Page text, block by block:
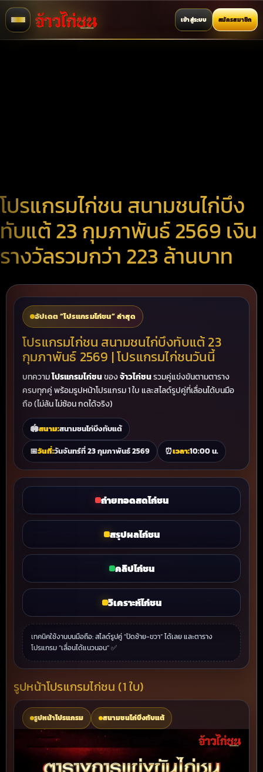
เข้าสู่ระบบ สมัครสมาชิก
โปรแกรมไก่ชน สนามชนไก่บึง
ทับแต้ 23 กุมภาพันธ์ 2569 เงิน
รางวัลรวมกว่า 223 ล้านบาท
อัปเดต “โปรแกรมไก่ชน” ล่าสุด
โปรแกรมไก่ชน สนามชนไก่บึงทับแต้ 23
กุมภาพันธ์ 2569 | โปรแกรมไก่ชนวันนี้
บทความโปรแกรมไก่ชนของจ้าวไก่ชนรวมคู่แข่งขันตามตาราง
ครบทุกคู่ พร้อมรูปหน้าโปรแกรม 1 ใบ และสไลด์รูปคู่ที่เลื่อนได้บนมือ
ถือ (ไม่ล้น ไม่ซ้อน กดได้จริง)
🏟สนาม:สนามชนไก่บึงทับแต้
📅วันที่:วันจันทร์ที่ 23 กุมภาพันธ์ 2569 ⏰เวลา:10:00 น.
ถ่ายทอดสดไก่ชน
สรุปผลไก่ชน
คลิปไก่ชน
วิเคราะห์ไก่ชน
เทคนิคใช้งานบนมือถือ: สไลด์รูปคู่ “ปัดซ้าย-ขวา” ได้เลย และตาราง
โปรแกรม “เลื่อนได้แนวนอน” ✅
รูปหน้าโปรแกรมไก่ชน (1 ใบ)
รูปหน้าโปรแกรม สนามชนไก่บึงทับแต้